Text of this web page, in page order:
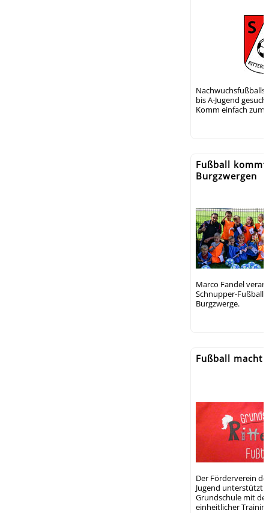
bis A-Jugend
Komm einfach zum
Fußball kommt
Burgzwergen
Marco Fandel
Schnupper-Fußball-
Burgzwerge.
Fußball macht
Der Förderverein
Jugend unterstützt
Grundschule mit
einheitlicher